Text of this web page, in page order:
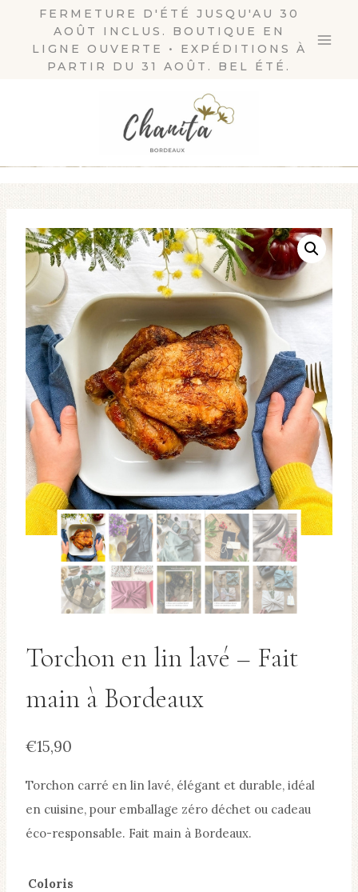
FERMETURE D'ÉTÉ JUSQU'AU 30
AOÛT INCLUS. BOUTIQUE EN
LIGNE OUVERTE • EXPÉDITIONS À
PARTIR DU 31 AOÛT. BEL ÉTÉ.
Torchon en lin lavé – Fait
main à Bordeaux
€15,90
Torchon carré en lin lavé, élégant et durable, idéal
en cuisine, pour emballage zéro déchet ou cadeau
éco-responsable. Fait main à Bordeaux.
Coloris